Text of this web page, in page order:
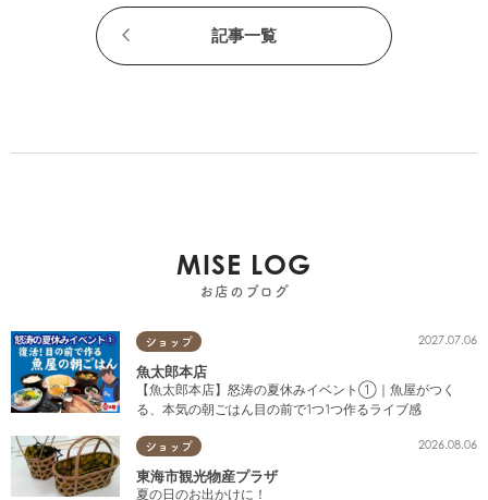
記事一覧
MISE LOG
お店のブログ
ショップ 2027.07.06
魚太郎本店
【魚太郎本店】怒涛の夏休みイベント①｜魚屋がつく
る、本気の朝ごはん目の前で1つ1つ作るライブ感
ショップ 2026.08.06
東海市観光物産プラザ
夏の日のお出かけに！